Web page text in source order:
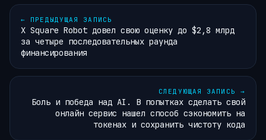
← ПРЕДЫДУЩАЯ ЗАПИСЬ
X Square Robot довел свою оценку до $2,8 млрд
за четыре последовательных раунда
финансирования
СЛЕДУЮЩАЯ ЗАПИСЬ →
Боль и победа над AI. В попытках сделать свой
онлайн сервис нашел способ сэкономить на
токенах и сохранить чистоту кода